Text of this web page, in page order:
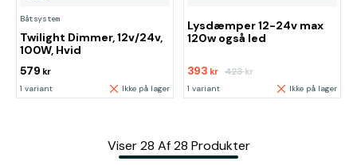
Båtsystem
Twilight Dimmer, 12v/24v,
100W, Hvid
579 kr
1 variant Ikke på lager
Lysdæmper 12-24v max
120w også led
393 kr 423kr
1 variant Ikke på lager
Viser 28 Af 28 Produkter